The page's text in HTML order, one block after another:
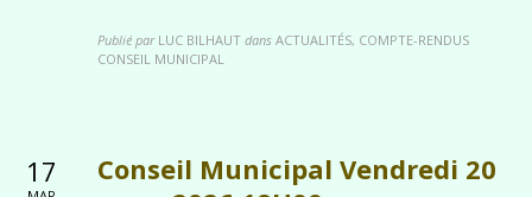
Publié par LUC BILHAUT dans ACTUALITÉS, COMPTE-RENDUS
CONSEIL MUNICIPAL
17
Conseil Municipal Vendredi 20